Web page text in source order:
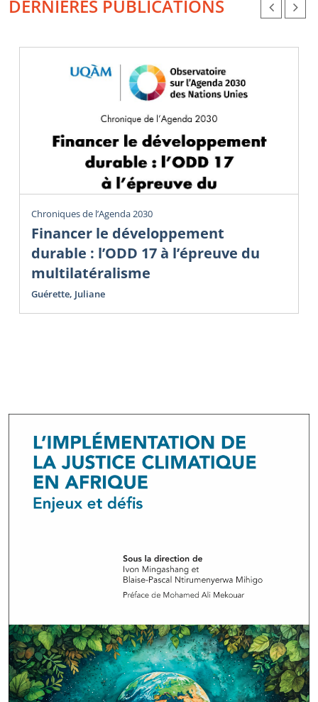
DERNIÈRES PUBLICATIONS
Chroniques de l’Agenda 2030
Financer le développement
durable : l’ODD 17 à l’épreuve du
multilatéralisme
Guérette, Juliane